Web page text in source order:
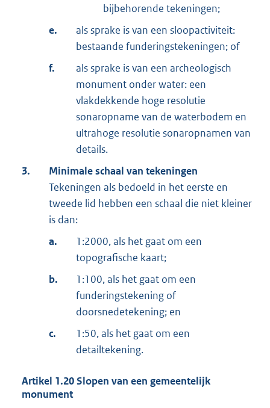
bijbehorende tekeningen;
e.
als sprake is van een sloopactiviteit:
bestaande funderingstekeningen; of
f.
als sprake is van een archeologisch
monument onder water: een
vlakdekkende hoge resolutie
sonaropname van de waterbodem en
ultrahoge resolutie sonaropnamen van
details.
3.
Minimale schaal van tekeningen
Tekeningen als bedoeld in het eerste en
tweede lid hebben een schaal die niet kleiner
is dan:
a.
1:2000, als het gaat om een
topografische kaart;
b.
1:100, als het gaat om een
funderingstekening of
doorsnedetekening; en
c.
1:50, als het gaat om een
detailtekening.
Artikel 1.20Slopen van een gemeentelijk
monument